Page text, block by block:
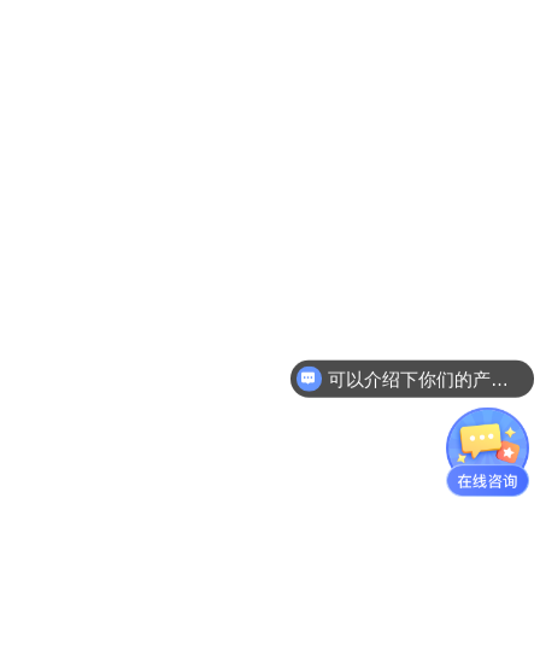
可以介绍下你们的产品么？
你们是怎么收费的呢？